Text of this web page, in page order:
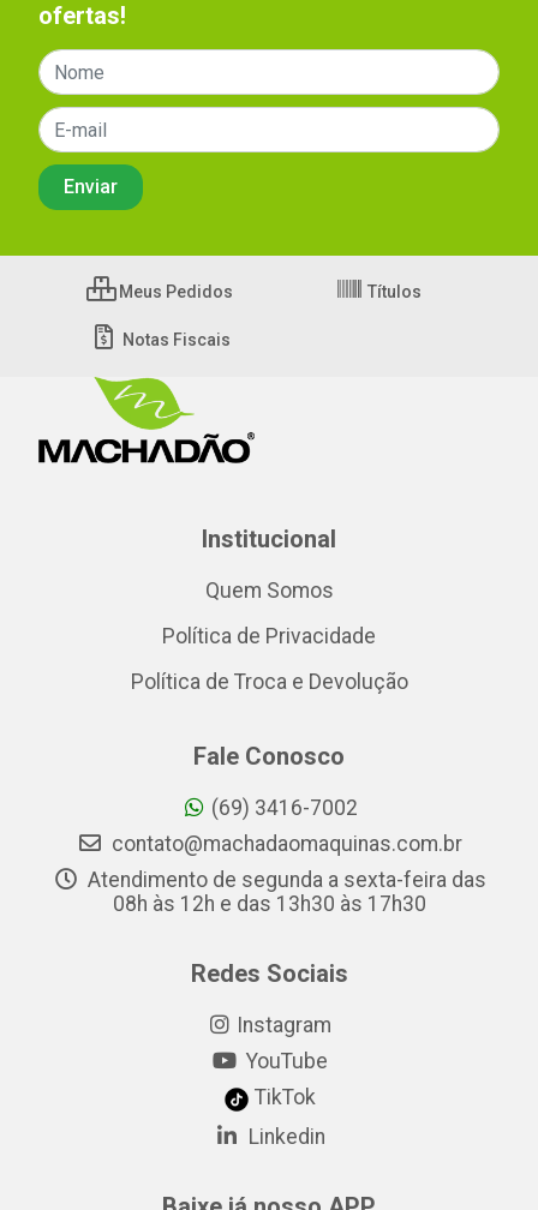
ofertas!
Meus Pedidos Títulos
Notas Fiscais
Institucional
Quem Somos
Política de Privacidade
Política de Troca e Devolução
Fale Conosco
(69) 3416-7002
contato@machadaomaquinas.com.br
Atendimento de segunda a sexta-feira das
08h às 12h e das 13h30 às 17h30
Redes Sociais
Instagram
YouTube
TikTok
Linkedin